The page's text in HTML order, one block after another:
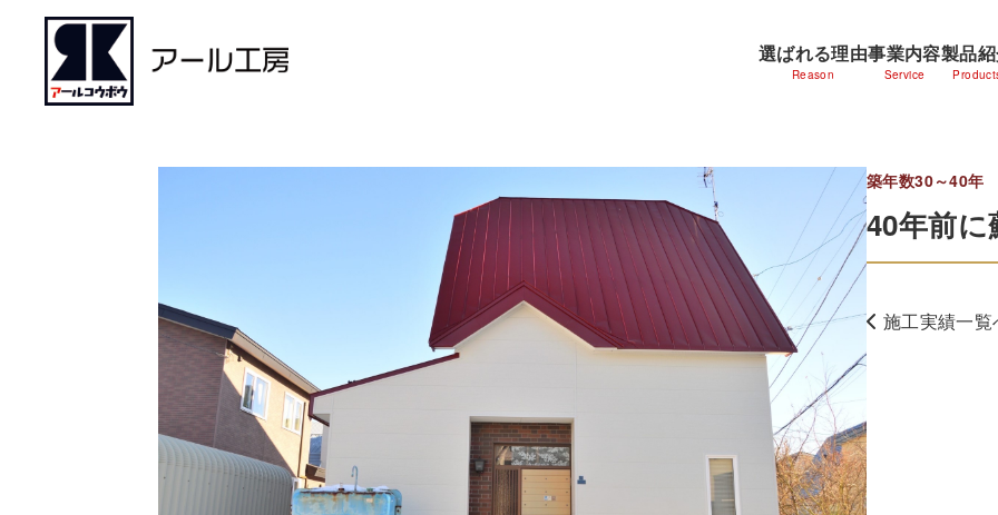
選ばれる理由
Reason
事業内容
Service
製品
築年数30～40年
40年前
施工実績一